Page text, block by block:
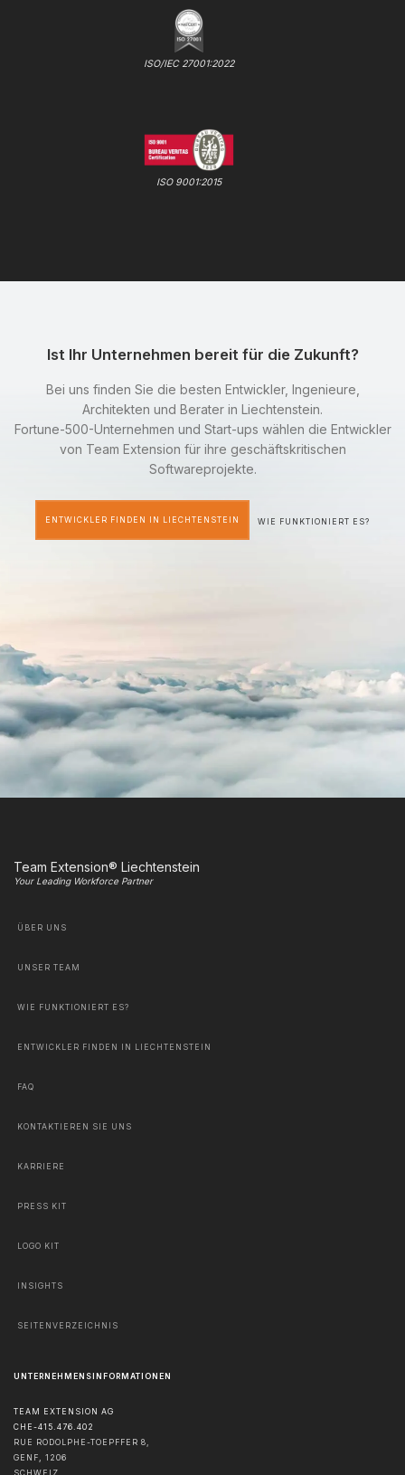
ISO/IEC 27001:2022
ISO 9001:2015
Ist Ihr Unternehmen bereit für die Zukunft?
Bei uns finden Sie die besten Entwickler, Ingenieure,
Architekten und Berater in Liechtenstein.
Fortune-500-Unternehmen und Start-ups wählen die Entwickler
von Team Extension für ihre geschäftskritischen
Softwareprojekte.
ENTWICKLER FINDEN IN LIECHTENSTEIN WIE FUNKTIONIERT ES?
Team Extension® Liechtenstein
Your Leading Workforce Partner
ÜBER UNS
UNSER TEAM
WIE FUNKTIONIERT ES?
ENTWICKLER FINDEN IN LIECHTENSTEIN
FAQ
KONTAKTIEREN SIE UNS
KARRIERE
PRESS KIT
LOGO KIT
INSIGHTS
SEITENVERZEICHNIS
UNTERNEHMENSINFORMATIONEN
TEAM EXTENSION AG
CHE-415.476.402
RUE RODOLPHE-TOEPFFER 8,
GENF, 1206